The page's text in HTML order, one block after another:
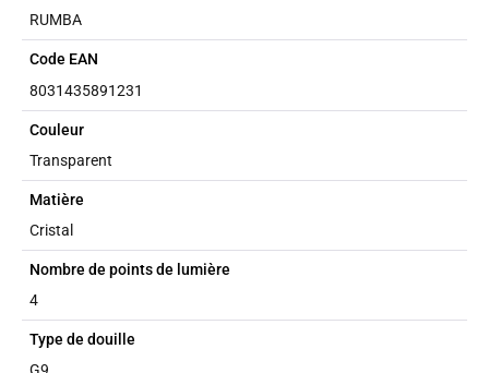
RUMBA
Code EAN
8031435891231
Couleur
Transparent
Matière
Cristal
Nombre de points de lumière
4
Type de douille